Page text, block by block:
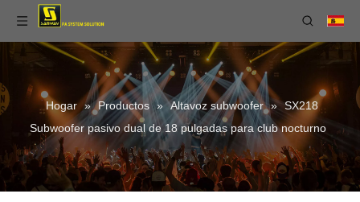
Hogar » Productos » Altavoz subwoofer » SX218
Subwoofer pasivo dual de 18 pulgadas para club nocturno